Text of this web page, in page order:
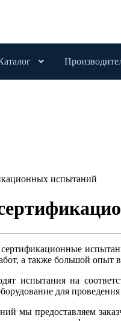
испытаний
а также большой опыт в
испытания на
для
мы предоставляем